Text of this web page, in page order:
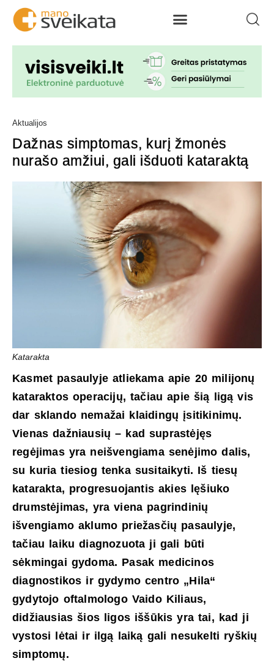
Aktualijos
Dažnas simptomas, kurį žmonės
nurašo amžiui, gali išduoti kataraktą
Katarakta
Kasmet pasaulyje atliekama apie 20 milijonų
kataraktos operacijų, tačiau apie šią ligą vis
dar sklando nemažai klaidingų įsitikinimų.
Vienas dažniausių – kad suprastėjęs
regėjimas yra neišvengiama senėjimo dalis,
su kuria tiesiog tenka susitaikyti. Iš tiesų
katarakta, progresuojantis akies lęšiuko
drumstėjimas, yra viena pagrindinių
išvengiamo aklumo priežasčių pasaulyje,
tačiau laiku diagnozuota ji gali būti
sėkmingai gydoma. Pasak medicinos
diagnostikos ir gydymo centro „Hila“
gydytojo oftalmologo Vaido Kiliaus,
didžiausias šios ligos iššūkis yra tai, kad ji
vystosi lėtai ir ilgą laiką gali nesukelti ryškių
simptomų.